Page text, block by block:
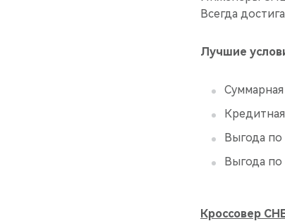
Всегда
Лучшие
Выгода
Выгода
Кроссовер